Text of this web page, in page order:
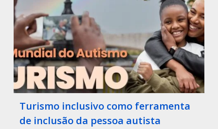
Turismo inclusivo como ferramenta
de inclusão da pessoa autista